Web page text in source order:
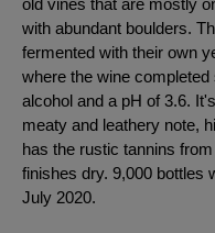
old vines that are mostly
with abundant boulders.
fermented with their own
where the wine
alcohol and a pH of 3.6.
meaty and leathery note,
has the rustic tannins
finishes dry. 9,000 bottles
July 2020.